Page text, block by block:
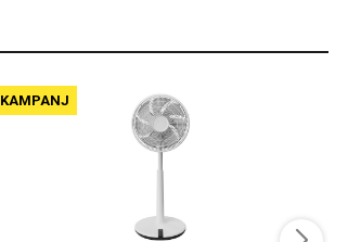
KAMPANJ